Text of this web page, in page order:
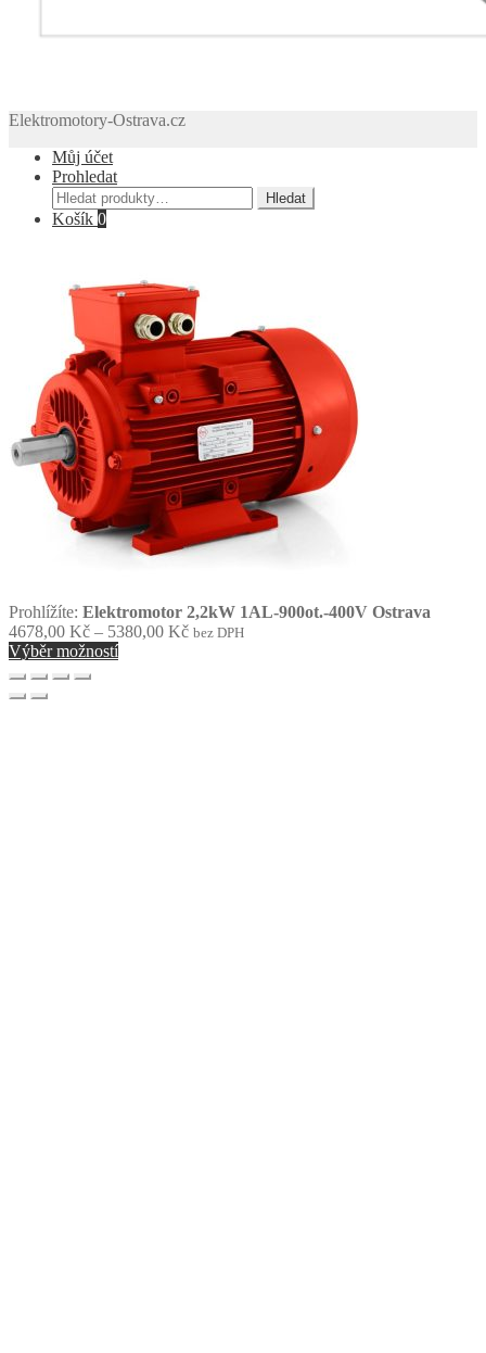
Elektromotory-Ostrava.cz
Můj účet
Prohledat
Hledat:
Hledat
Košík 0
Prohlížíte: Elektromotor 2,2kW 1AL-900ot.-400V Ostrava
4678,00 Kč – 5380,00 KčRozpětí
bez DPH
Výběr možností